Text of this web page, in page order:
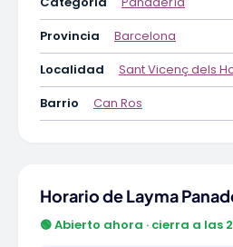
Provincia
Barcelona
Localidad
Sant Vicenç dels
Barrio
Can Ros
Horario de Layma
🟢 Abierto ahora · cierra a las